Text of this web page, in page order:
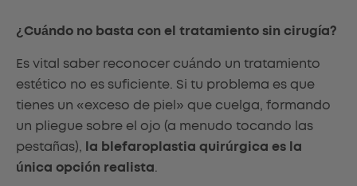
¿Cuándo no basta con el tratamiento sin cirugía?
Es vital saber reconocer cuándo un tratamiento
estético no es suficiente. Si tu problema es que
tienes un «exceso de piel» que cuelga, formando
un pliegue sobre el ojo (a menudo tocando las
pestañas),
la blefaroplastia quirúrgica es la
única opción realista.